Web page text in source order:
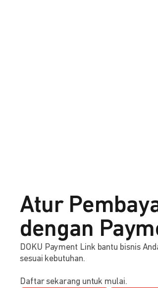
Atur
dengan
DOKU Payment Link bantu bisnis
sesuai kebutuhan.
Daftar sekarang untuk mulai.